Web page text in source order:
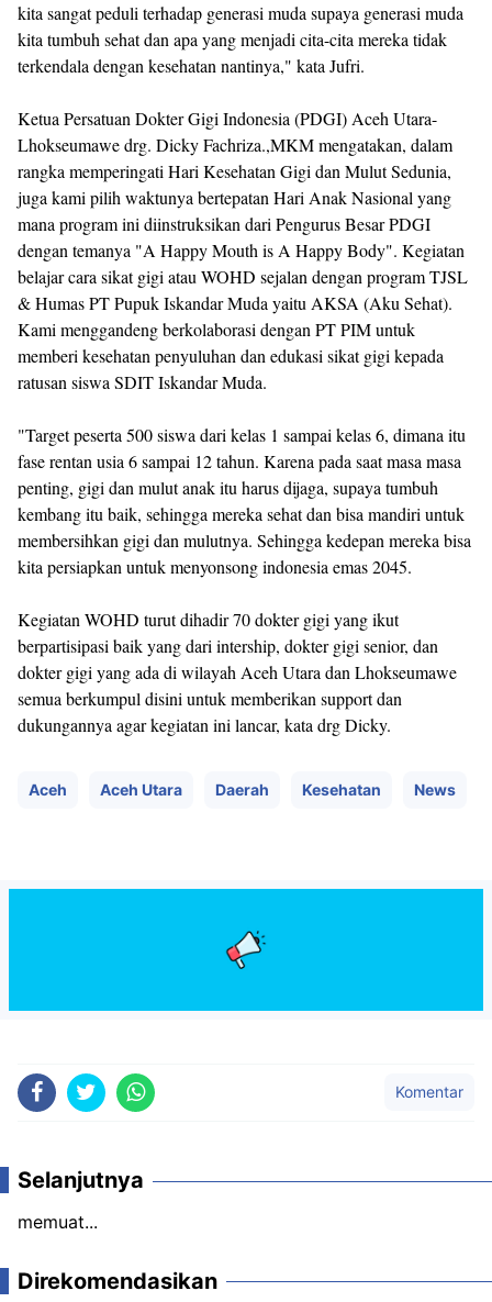
kita sangat peduli terhadap generasi muda supaya generasi muda
kita tumbuh sehat dan apa yang menjadi cita-cita mereka tidak
terkendala dengan kesehatan nantinya," kata Jufri.
Ketua Persatuan Dokter Gigi Indonesia (PDGI) Aceh Utara-
Lhokseumawe drg. Dicky Fachriza.,MKM mengatakan, dalam
rangka memperingati Hari Kesehatan Gigi dan Mulut Sedunia,
juga kami pilih waktunya bertepatan Hari Anak Nasional yang
mana program ini diinstruksikan dari Pengurus Besar PDGI
dengan temanya "A Happy Mouth is A Happy Body". Kegiatan
belajar cara sikat gigi atau WOHD sejalan dengan program TJSL
& Humas PT Pupuk Iskandar Muda yaitu AKSA (Aku Sehat).
Kami menggandeng berkolaborasi dengan PT PIM untuk
memberi kesehatan penyuluhan dan edukasi sikat gigi kepada
ratusan siswa SDIT Iskandar Muda.
"Target peserta 500 siswa dari kelas 1 sampai kelas 6, dimana itu
fase rentan usia 6 sampai 12 tahun. Karena pada saat masa masa
penting, gigi dan mulut anak itu harus dijaga, supaya tumbuh
kembang itu baik, sehingga mereka sehat dan bisa mandiri untuk
membersihkan gigi dan mulutnya. Sehingga kedepan mereka bisa
kita persiapkan untuk menyonsong indonesia emas 2045.
Kegiatan WOHD turut dihadir 70 dokter gigi yang ikut
berpartisipasi baik yang dari intership, dokter gigi senior, dan
dokter gigi yang ada di wilayah Aceh Utara dan Lhokseumawe
semua berkumpul disini untuk memberikan support dan
dukungannya agar kegiatan ini lancar, kata drg Dicky.
Aceh Aceh Utara Daerah Kesehatan News
Komentar
Selanjutnya
memuat...
Direkomendasikan